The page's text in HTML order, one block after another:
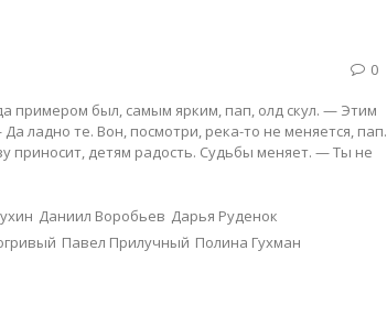
0
примером был, самым ярким, пап, олд скул. — Этим
ладно те. Вон, посмотри, река-то не меняется, пап.
приносит, детям радость. Судьбы меняет. — Ты не
Даниил Воробьев Дарья Руденок
Павел Прилучный Полина Гухман